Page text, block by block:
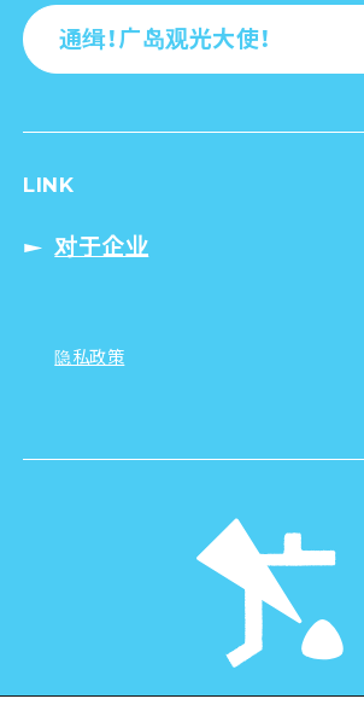
通缉！广岛观光大使！
LINK
对于企业
隐私政策